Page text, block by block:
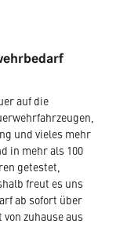
auf die
und vieles mehr
in mehr als 100
getestet,
freut es uns
ab sofort über
zuhause aus